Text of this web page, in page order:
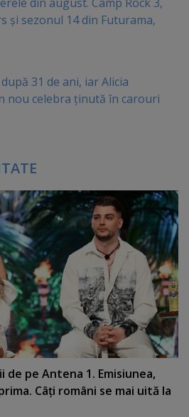
și sezonul 14 din Futurama,
31 de ani, iar Alicia
nou celebra ținută în carouri
de pe Antena 1. Emisiunea,
Câţi români se mai uită la